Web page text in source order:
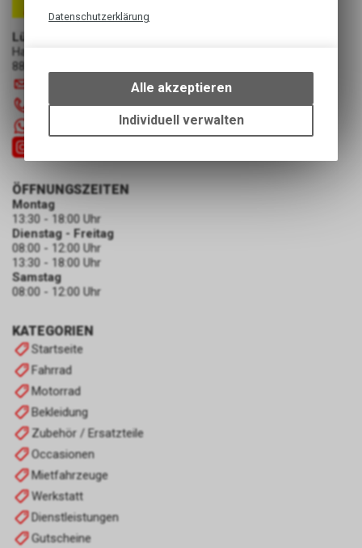
Lüscher Motor- & Bike World
Hauptstrasse 29a
8867 Niederurnen
055 610 31 31
KATEGORIEN
Startseite
Fahrrad
Motorrad
Bekleidung
Zubehör / Ersatzteile
Occasionen
Mietfahrzeuge
Werkstatt
Dienstleistungen
Gutscheine
ÖFFNUNGSZEITEN
Montag
13:30 - 18:00 Uhr
Dienstag - Freitag
08:00 - 12:00 Uhr
13:30 - 18:00 Uhr
Samstag
08:00 - 12:00 Uhr
Datenschutzerklärung
bestimmte Interaktionen und
Einstellungen auf Ihrem Gerät,
um die grundlegenden
Funktionen unseres Online-
Alle akzeptieren
Individuell verwalten